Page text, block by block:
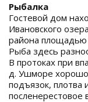
Рыбалка
Гостевой дом
Ивановского
района площадью
Рыба здесь
В протоках при
д. Ушморе хорошо
подъязок, плотва